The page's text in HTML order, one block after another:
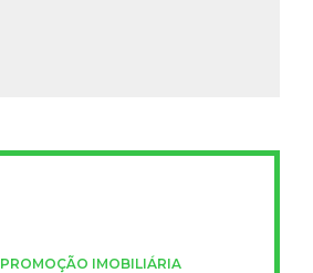
PROMOÇÃO IMOBILIÁRIA